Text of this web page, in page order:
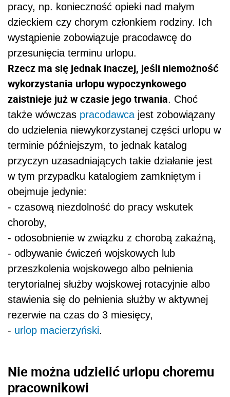
pracy, np. konieczność opieki nad małym
dzieckiem czy chorym członkiem rodziny. Ich
wystąpienie zobowiązuje pracodawcę do
przesunięcia terminu urlopu.
Rzecz ma się jednak inaczej, jeśli niemożność
wykorzystania urlopu wypoczynkowego
zaistnieje już w czasie jego trwania. Choć
także wówczas pracodawca jest zobowiązany
do udzielenia niewykorzystanej części urlopu w
terminie późniejszym, to jednak katalog
przyczyn uzasadniających takie działanie jest
w tym przypadku katalogiem zamkniętym i
obejmuje jedynie:
- czasową niezdolność do pracy wskutek
choroby,
- odosobnienie w związku z chorobą zakaźną,
- odbywanie ćwiczeń wojskowych lub
przeszkolenia wojskowego albo pełnienia
terytorialnej służby wojskowej rotacyjnie albo
stawienia się do pełnienia służby w aktywnej
rezerwie na czas do 3 miesięcy,
- urlop macierzyński.
Nie można udzielić urlopu choremu
pracownikowi